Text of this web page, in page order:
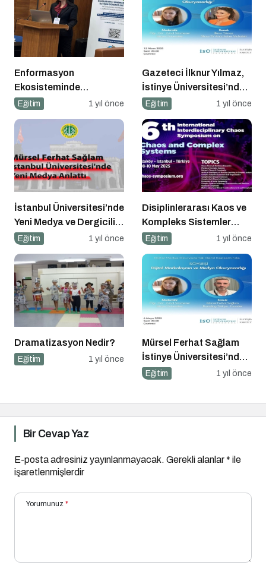
Enformasyon
Ekosisteminde
Dezenformasyon ve
Eğitim 1 yıl önce
Gazeteci İlknur Yılmaz,
İstinye Üniversitesi’nde
Dijital Medya
Konuğu Oldu
Eğitim 1 yıl önce
İstanbul Üniversitesi’nde
Yeni Medya ve Dergicilik
Konuşuldu
Eğitim 1 yıl önce
Disiplinlerarası Kaos ve
Kompleks Sistemler
Sempozyumu İçin Geri
Eğitim 1 yıl önce
Dramatizasyon Nedir?
Eğitim 1 yıl önce
Mürsel Ferhat Sağlam
İstinye Üniversitesi’nde
Dijital Medya
Konuşacak!
Eğitim 1 yıl önce
Bir Cevap Yaz
E-posta adresiniz yayınlanmayacak. Gerekli alanlar* ile
işaretlenmişlerdir
Yorumunuz *